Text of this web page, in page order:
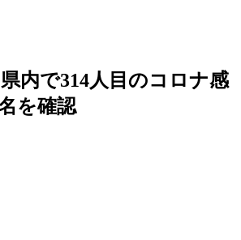
県内で314人目のコロナ感
を確認